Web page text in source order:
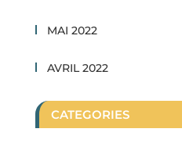
MAI 2022
AVRIL 2022
CATEGORIES